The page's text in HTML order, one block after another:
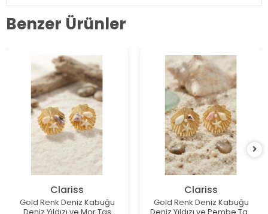
Benzer Ürünler
Clariss
Gold Renk Deniz Kabuğu
Clariss
Gold Renk Deniz Kabuğu